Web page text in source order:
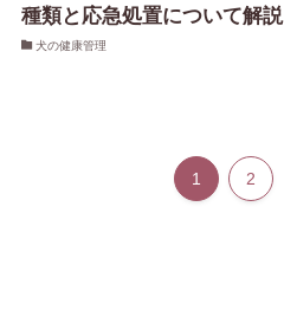
種類と応急処置について解説
犬の健康管理
1 2